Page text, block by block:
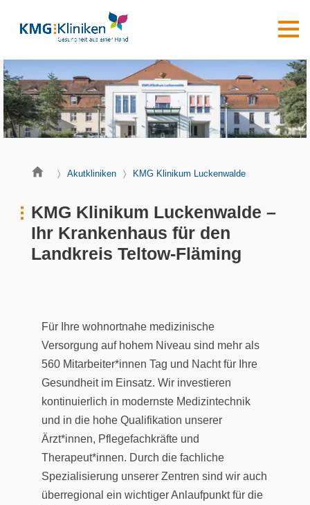
Akutkliniken KMG Klinikum Luckenwalde
KMG Klinikum Luckenwalde –
Ihr Krankenhaus für den
Landkreis Teltow-Fläming
Für Ihre wohnortnahe medizinische
Versorgung auf hohem Niveau sind mehr als
560 Mitarbeiter*innen Tag und Nacht für Ihre
Gesundheit im Einsatz. Wir investieren
kontinuierlich in modernste Medizintechnik
und in die hohe Qualifikation unserer
Ärzt*innen, Pflegefachkräfte und
Therapeut*innen. Durch die fachliche
Spezialisierung unserer Zentren sind wir auch
überregional ein wichtiger Anlaufpunkt für die